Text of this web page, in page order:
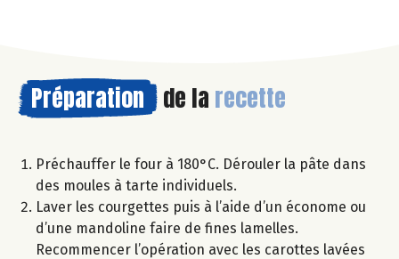
Préparation de la recette
Préchauffer le four à 180°C. Dérouler la pâte dans
des moules à tarte individuels.
Laver les courgettes puis à l’aide d’un économe ou
d’une mandoline faire de fines lamelles.
Recommencer l’opération avec les carottes lavées